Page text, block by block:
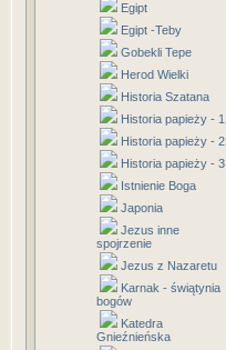
Egipt
Egipt -Teby
Gobekli Tepe
Herod Wielki
Historia Szatana
Historia papieży - 1
Historia papieży - 2
Historia papieży - 3
Istnienie Boga
Japonia
Jezus inne
spojrzenie
Jezus z Nazaretu
Karnak - świątynia
bogów
Katedra
Gnieźnieńska